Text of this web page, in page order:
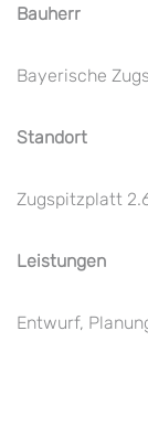
Bauherr
Bayerische
Standort
Zugspitzplatt
Leistungen
Entwurf,